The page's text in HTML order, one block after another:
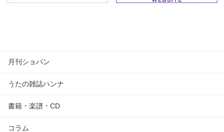
月刊ショパン
うたの雑誌ハンナ
書籍・楽譜・CD
コラム